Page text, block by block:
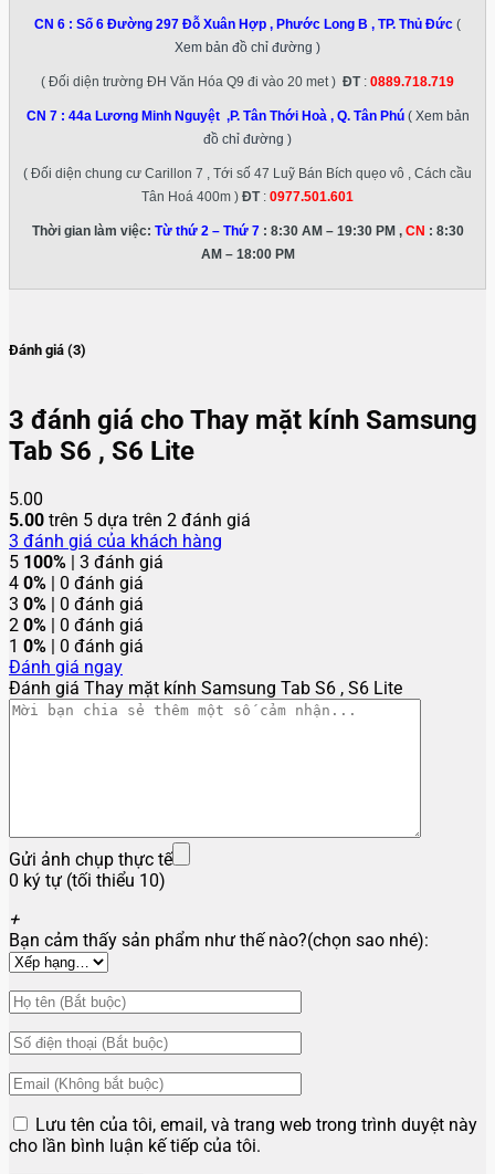
CN 6 : Số 6 Đường 297 Đỗ Xuân Hợp , Phước Long B , TP. Thủ Đức (
Xem bản đồ chỉ đường )
( Đối diện trường ĐH Văn Hóa Q9 đi vào 20 met ) ĐT: 0889.718.719
CN 7 : 44a Lương Minh Nguyệt ,P. Tân Thới Hoà , Q. Tân Phú ( Xem bản
đồ chỉ đường )
( Đối diện chung cư Carillon 7 , Tới số 47 Luỹ Bán Bích quẹo vô , Cách cầu
Tân Hoá 400m ) ĐT: 0977.501.601
Thời gian làm việc: Từ thứ 2 – Thứ 7: 8:30 AM – 19:30 PM , CN : 8:30
AM – 18:00 PM
Đánh giá (3)
3 đánh giá cho Thay mặt kính Samsung
Tab S6 , S6 Lite
5.00
5.00 trên 5 dựa trên 2 đánh giá
3 đánh giá của khách hàng
5 100% | 3 đánh giá
4 0% | 0 đánh giá
3 0% | 0 đánh giá
2 0% | 0 đánh giá
1 0% | 0 đánh giá
Đánh giá ngay
Đánh giá Thay mặt kính Samsung Tab S6 , S6 Lite
Gửi ảnh chụp thực tế
0 ký tự (tối thiểu 10)
+
Bạn cảm thấy sản phẩm như thế nào?(chọn sao nhé):
Lưu tên của tôi, email, và trang web trong trình duyệt này
cho lần bình luận kế tiếp của tôi.